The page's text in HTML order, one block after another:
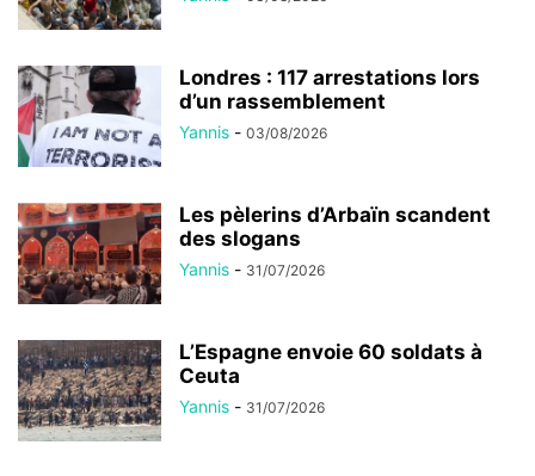
Londres : 117 arrestations lors
d’un rassemblement
Yannis - 03/08/2026
Les pèlerins d’Arbaïn scandent
des slogans
Yannis - 31/07/2026
L’Espagne envoie 60 soldats à
Ceuta
Yannis - 31/07/2026